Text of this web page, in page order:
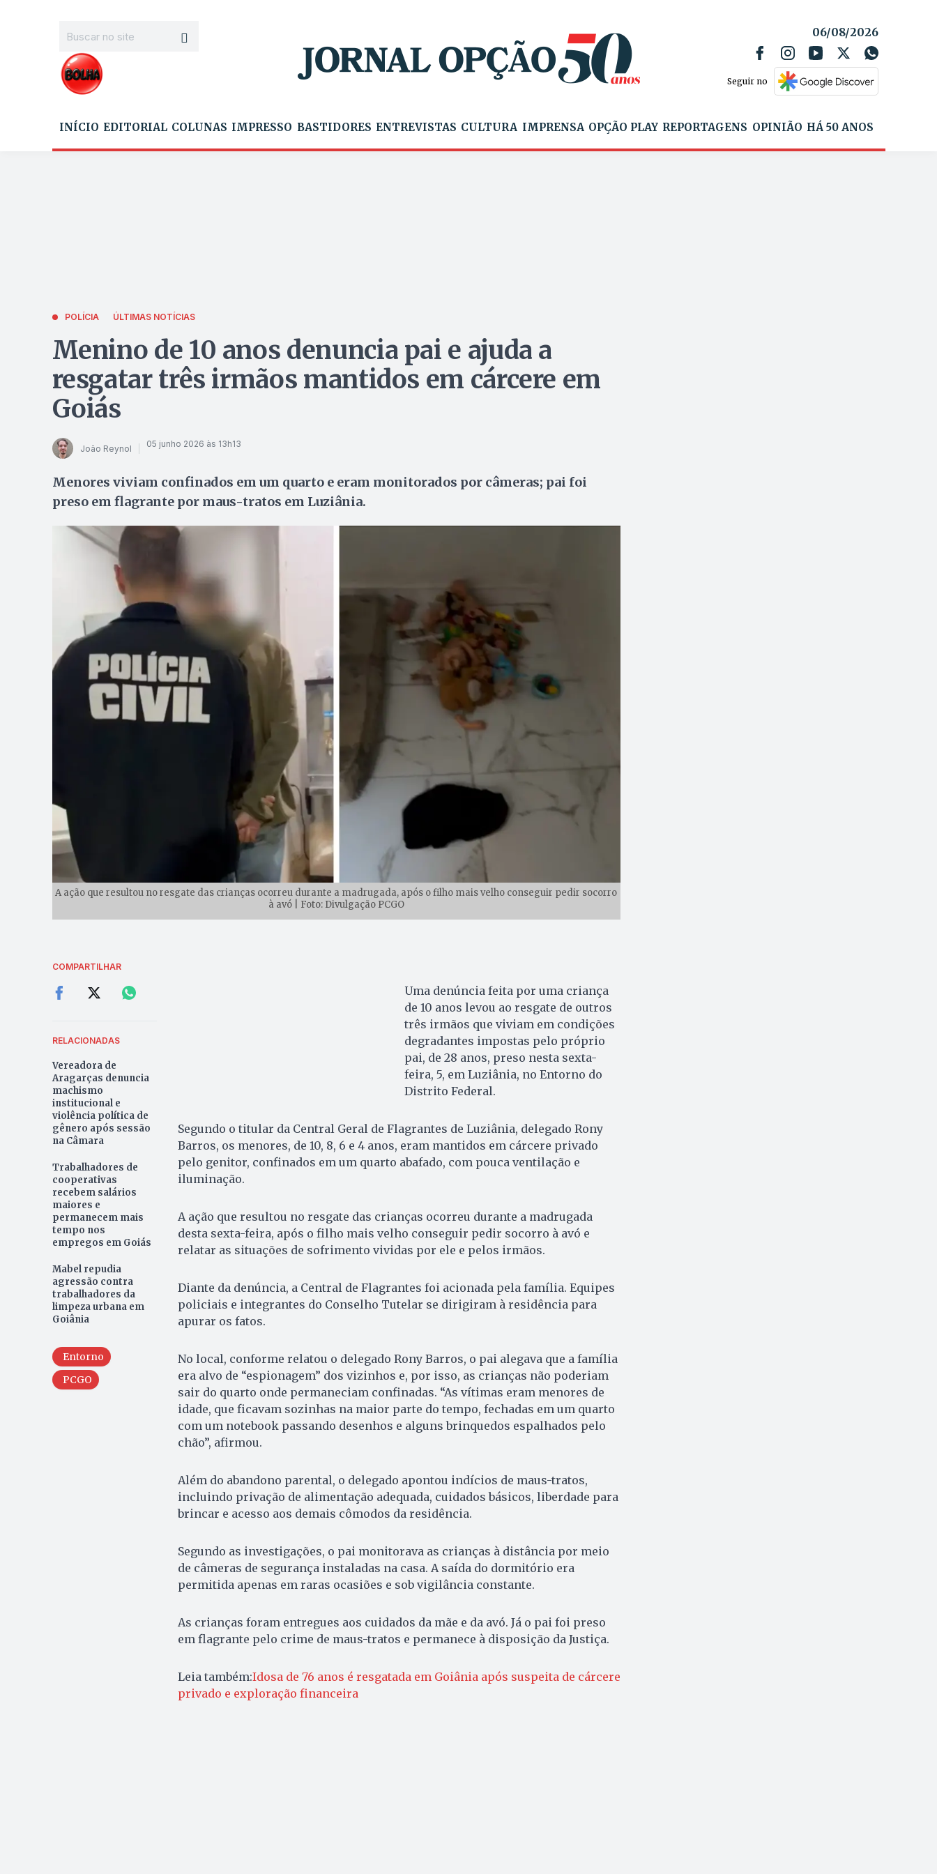
06/08/2026
Seguir no
INÍCIO EDITORIAL COLUNAS IMPRESSO BASTIDORES ENTREVISTAS CULTURA IMPRENSA OPÇÃO PLAY REPORTAGENS OPINIÃO HÁ 50 ANOS
POLÍCIA ÚLTIMAS NOTÍCIAS
Menino de 10 anos denuncia pai e ajuda a
resgatar três irmãos mantidos em cárcere em
Goiás
João Reynol 05 junho 2026 às 13h13
Menores viviam confinados em um quarto e eram monitorados por câmeras; pai foi
preso em flagrante por maus-tratos em Luziânia.
A ação que resultou no resgate das crianças ocorreu durante a madrugada, após o filho mais velho conseguir pedir socorro
à avó | Foto: Divulgação PCGO
COMPARTILHAR
RELACIONADAS
Vereadora de
Aragarças denuncia
machismo
institucional e
violência política de
gênero após sessão
na Câmara
Trabalhadores de
cooperativas
recebem salários
maiores e
permanecem mais
tempo nos
empregos em Goiás
Mabel repudia
agressão contra
trabalhadores da
limpeza urbana em
Goiânia
Entorno
PCGO
Uma denúncia feita por uma criança
de 10 anos levou ao resgate de outros
três irmãos que viviam em condições
degradantes impostas pelo próprio
pai, de 28 anos, preso nesta sexta-
feira, 5, em Luziânia, no Entorno do
Distrito Federal.
Segundo o titular da Central Geral de Flagrantes de Luziânia, delegado Rony
Barros, os menores, de 10, 8, 6 e 4 anos, eram mantidos em cárcere privado
pelo genitor, confinados em um quarto abafado, com pouca ventilação e
iluminação.
A ação que resultou no resgate das crianças ocorreu durante a madrugada
desta sexta-feira, após o filho mais velho conseguir pedir socorro à avó e
relatar as situações de sofrimento vividas por ele e pelos irmãos.
Diante da denúncia, a Central de Flagrantes foi acionada pela família. Equipes
policiais e integrantes do Conselho Tutelar se dirigiram à residência para
apurar os fatos.
No local, conforme relatou o delegado Rony Barros, o pai alegava que a família
era alvo de “espionagem” dos vizinhos e, por isso, as crianças não poderiam
sair do quarto onde permaneciam confinadas. “As vítimas eram menores de
idade, que ficavam sozinhas na maior parte do tempo, fechadas em um quarto
com um notebook passando desenhos e alguns brinquedos espalhados pelo
chão”, afirmou.
Além do abandono parental, o delegado apontou indícios de maus-tratos,
incluindo privação de alimentação adequada, cuidados básicos, liberdade para
brincar e acesso aos demais cômodos da residência.
Segundo as investigações, o pai monitorava as crianças à distância por meio
de câmeras de segurança instaladas na casa. A saída do dormitório era
permitida apenas em raras ocasiões e sob vigilância constante.
As crianças foram entregues aos cuidados da mãe e da avó. Já o pai foi preso
em flagrante pelo crime de maus-tratos e permanece à disposição da Justiça.
Leia também:Idosa de 76 anos é resgatada em Goiânia após suspeita de cárcere
privado e exploração financeira